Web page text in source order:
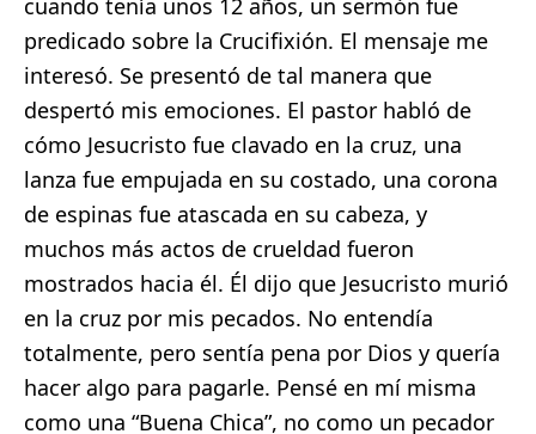
cuando tenía unos 12 años, un sermón fue
predicado sobre la Crucifixión. El mensaje me
interesó. Se presentó de tal manera que
despertó mis emociones. El pastor habló de
cómo Jesucristo fue clavado en la cruz, una
lanza fue empujada en su costado, una corona
de espinas fue atascada en su cabeza, y
muchos más actos de crueldad fueron
mostrados hacia él. Él dijo que Jesucristo murió
en la cruz por mis pecados. No entendía
totalmente, pero sentía pena por Dios y quería
hacer algo para pagarle. Pensé en mí misma
como una “Buena Chica”, no como un pecador